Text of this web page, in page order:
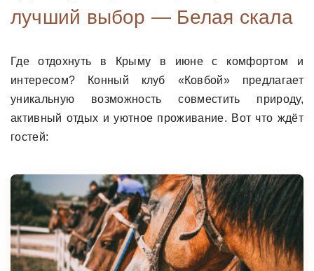
лучший выбор — Белая скала
Где отдохнуть в Крыму в июне с комфортом и
интересом? Конный клуб «Ковбой» предлагает
уникальную возможность совместить природу,
активный отдых и уютное проживание. Вот что ждёт
гостей: